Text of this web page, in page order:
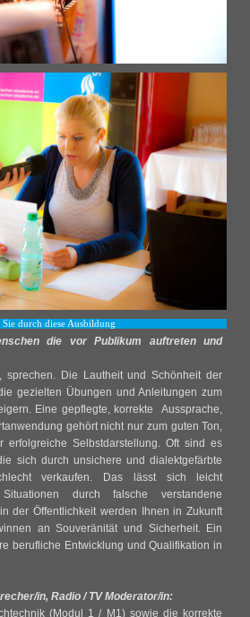
durch diese Ausbildung
die vor Publikum auftreten und
sprechen. Die Lautheit und Schönheit der
gezielten Übungen und Anleitungen zum
Eine gepflegte, korrekte Aussprache,
gehört nicht nur zum guten Ton,
Selbstdarstellung. Oft sind es
sich durch unsichere und dialektgefärbte
verkaufen. Das lässt sich leicht
durch falsche verstandene
der Öffentlichkeit werden Ihnen in Zukunft
an Souveränität und Sicherheit. Ein
berufliche Entwicklung und Qualifikationin
in, Radio / TV Moderator/in:
(Modul 1 / M1) sowie die korrekte